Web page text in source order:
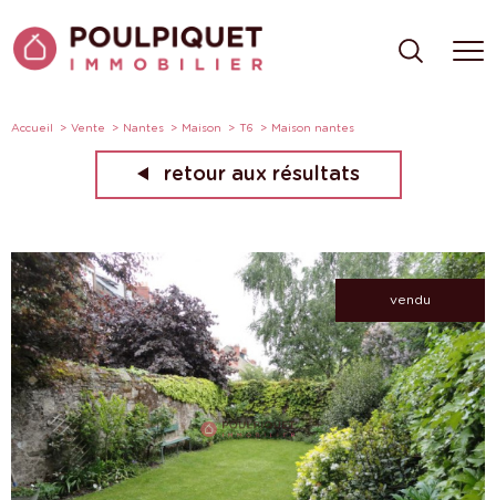
Accueil Vente Nantes Maison T6 Maison nantes
retour aux résultats
vendu